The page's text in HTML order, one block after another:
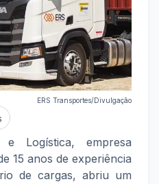
ERS Transportes/Divulgação
Logística, empresa
15 anos de experiência
de cargas, abriu um